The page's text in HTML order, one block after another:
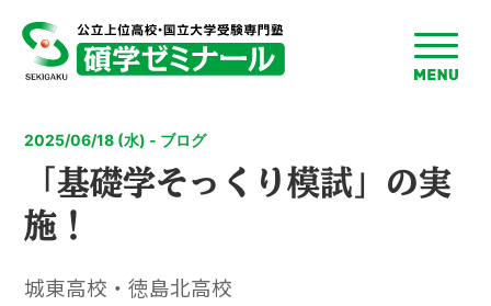
toggle
menu
2025/06/18 (水) - ブログ
「基礎学そっくり模試」の実
施！
城東高校・徳島北高校